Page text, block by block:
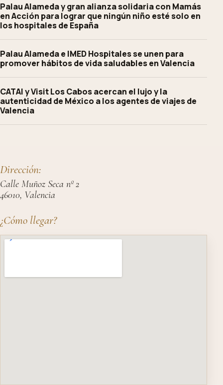
Palau Alameda y gran alianza solidaria con Mamás
en Acción para lograr que ningún niño esté solo en
los hospitales de España
Palau Alameda e IMED Hospitales se unen para
promover hábitos de vida saludables en Valencia
CATAI y Visit Los Cabos acercan el lujo y la
autenticidad de México a los agentes de viajes de
Valencia
Dirección:
Calle Muñoz Seca nº 2
46010, Valencia
¿Cómo llegar?